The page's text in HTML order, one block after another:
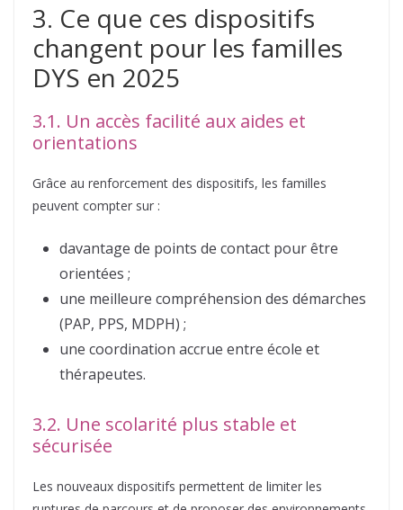
3. Ce que ces dispositifs
changent pour les familles
DYS en 2025
3.1. Un accès facilité aux aides et
orientations
Grâce au renforcement des dispositifs, les familles
peuvent compter sur :
davantage de points de contact pour être
orientées ;
une meilleure compréhension des démarches
(PAP, PPS, MDPH) ;
une coordination accrue entre école et
thérapeutes.
3.2. Une scolarité plus stable et
sécurisée
Les nouveaux dispositifs permettent de limiter les